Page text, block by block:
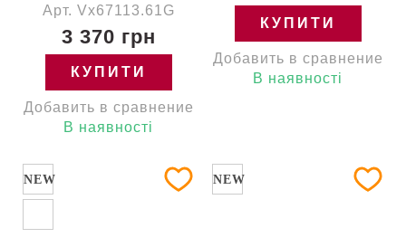
Арт. Vx67113.61G
3 370 грн
КУПИТИ
Добавить в сравнение
В наявності
КУПИТИ
Добавить в сравнение
В наявності
NEW NEW